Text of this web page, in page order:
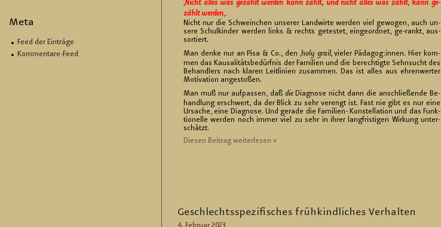
Meta
Feed der Einträge
Kommentare-Feed
‚Nicht alles was ge­zählt wer­den kann zählt, und nicht alles was zählt, kann ge­
zählt wer­den‚.
Nicht nur die Schwein­chen un­se­rer Land­wir­te wer­den viel ge­wo­gen, auch un­
se­re Schul­kin­der wer­den links & rechts ge­tes­tet, ein­ge­ord­net, ge-rankt, aus­
sor­tiert.
Man denke nur an Pisa & Co., den ‚holy grail‚ vie­ler Päd­agog:innen. Hier kom­
men das Kau­sa­li­täts­be­dürf­nis der Fa­mi­li­en und die be­rech­tig­te Sehn­sucht des
Be­hand­lers nach kla­ren Leit­li­ni­en zu­sam­men. Das ist alles aus eh­ren­wer­ter
Mo­ti­va­ti­on an­ge­sto­ßen.
Man muß nur auf­pas­sen, daß dieDia­gno­se nicht dann die an­schlie­ßen­de Be­
hand­lung er­schwert, da der Blick zu sehr ver­engt ist. Fast nie gibt es nur eine
Ur­sa­che, eine Dia­gno­se. Und ge­ra­de die Fa­mi­li­en- Kon­stel­la­ti­on und das Funk­
tio­nel­le wer­den noch immer viel zu sehr in ihrer lang­fris­ti­gen Wir­kung un­ter­
schätzt.
Die­sen Bei­trag wei­ter­le­sen »
Ge­schlechts­spe­zi­fi­sches früh­kind­li­ches Ver­hal­ten